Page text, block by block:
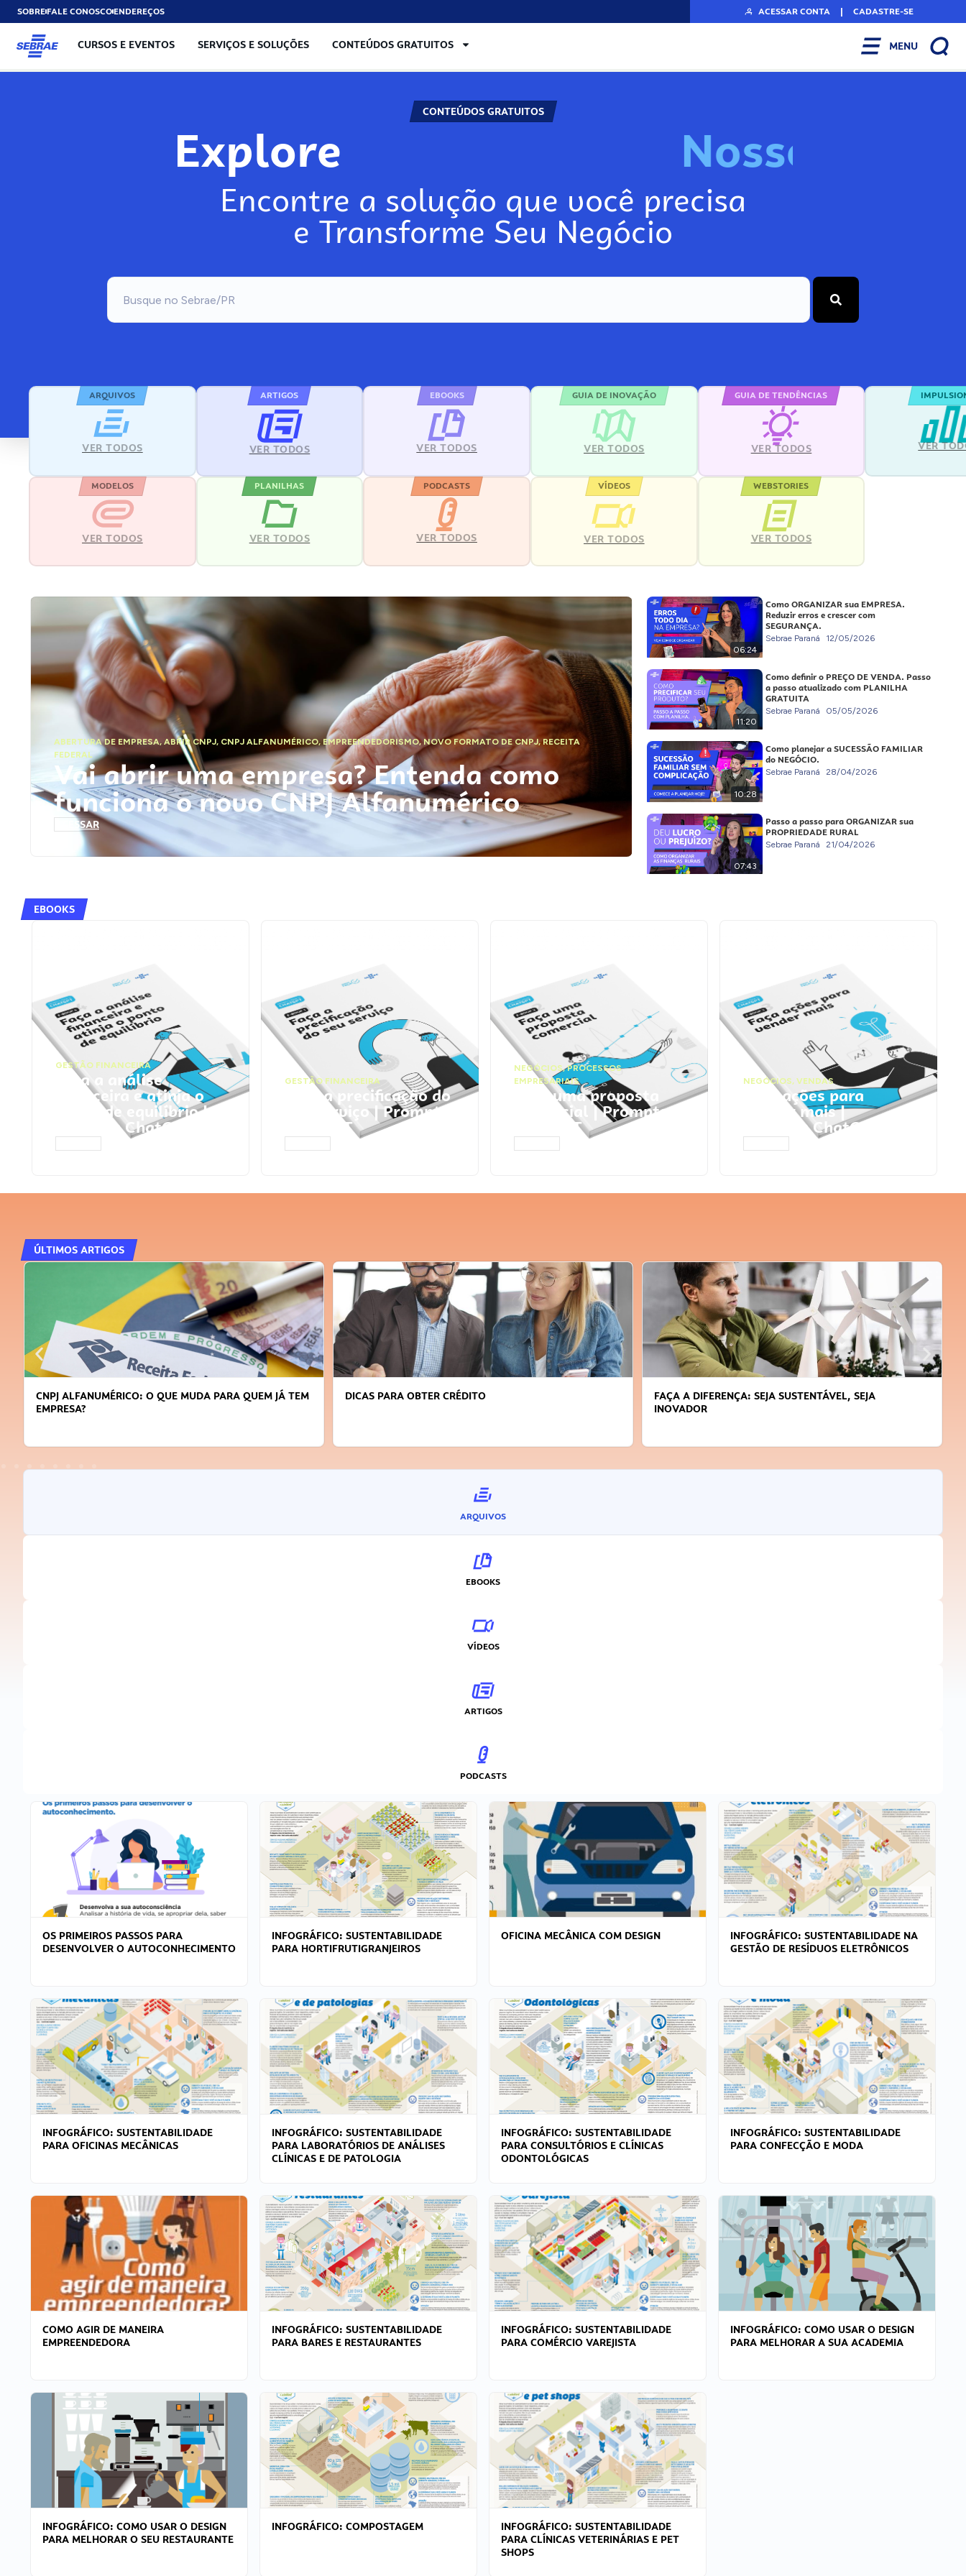
SOBREFALE CONOSCOENDEREÇOS ACESSAR CONTA | CADASTRE-SE
CURSOS E EVENTOS SERVIÇOS E SOLUÇÕES CONTEÚDOS GRATUITOS MENU
CONTEÚDOS GRATUITOS
Explore Nosso
Encontre a solução que você precisa
e Transforme Seu Negócio
ARQUIVOS
VER TODOS
ARTIGOS
VER TODOS
EBOOKS
VER TODOS
GUIA DE INOVAÇÃO
VER TODOS
GUIA DE TENDÊNCIAS
VER TODOS VER
MODELOS
VER TODOS
PLANILHAS
VER TODOS
PODCASTS
VER TODOS
VÍDEOS
VER TODOS
WEBSTORIES
VER TODOS
ABERTURA DE EMPRESA,ABRIR CNPJ, CNPJ ALFANUMÉRICO, EMPREENDEDORISMO,NOVO FORMATO DE CNPJ,RECEITA
FEDERAL
Vai abrir uma empresa? Entenda como
funciona o novo CNPJ Alfanumérico
ACESSAR
06:24
Como ORGANIZAR sua EMPRESA.
Reduzir erros e crescer com
SEGURANÇA.
Sebrae Paraná 12/05/2026
11:20
Como definir o PREÇO DE VENDA. Passo
a passo atualizado com PLANILHA
GRATUITA
Sebrae Paraná 05/05/2026
10:28
Como planejar a SUCESSÃO FAMILIAR
do NEGÓCIO.
Sebrae Paraná 28/04/2026
07:43
Passo a passo para ORGANIZAR sua
PROPRIEDADE RURAL
Sebrae Paraná 21/04/2026
EBOOKS
GESTÃO FINANCEIRA
Faça a análise
financeira e atinja o
ponto de equilíbrio |
Prompts ChatGPT
GESTÃO FINANCEIRA
Faça a precificação do
seu serviço | Prompts
ChatGPT
NEGÓCIOS,PROCESSOS
EMPRESARIAIS
Faça uma proposta
comercial | Prompts
ChatGPT
NEGÓCIOS, VENDAS
Faça ações para
vender mais |
Prompts ChatGPT
ÚLTIMOS ARTIGOS
CNPJ ALFANUMÉRICO: O QUE MUDA PARA QUEM JÁ TEM
EMPRESA?
DICAS PARA OBTER CRÉDITO
FAÇA A DIFERENÇA: SEJA SUSTENTÁVEL, SEJA
INOVADOR
ARQUIVOS
EBOOKS
VÍDEOS
ARTIGOS
PODCASTS
OS PRIMEIROS PASSOS PARA
DESENVOLVER O AUTOCONHECIMENTO
INFOGRÁFICO: SUSTENTABILIDADE
PARA HORTIFRUTIGRANJEIROS
OFICINA MECÂNICA COM DESIGN
INFOGRÁFICO: SUSTENTABILIDADE NA
GESTÃO DE RESÍDUOS ELETRÔNICOS
INFOGRÁFICO: SUSTENTABILIDADE
PARA OFICINAS MECÂNICAS
INFOGRÁFICO: SUSTENTABILIDADE
PARA LABORATÓRIOS DE ANÁLISES
CLÍNICAS E DE PATOLOGIA
INFOGRÁFICO: SUSTENTABILIDADE
PARA CONSULTÓRIOS E CLÍNICAS
ODONTOLÓGICAS
INFOGRÁFICO: SUSTENTABILIDADE
PARA CONFECÇÃO E MODA
COMO AGIR DE MANEIRA
EMPREENDEDORA
INFOGRÁFICO: SUSTENTABILIDADE
PARA BARES E RESTAURANTES
INFOGRÁFICO: SUSTENTABILIDADE
PARA COMÉRCIO VAREJISTA
INFOGRÁFICO: COMO USAR O DESIGN
PARA MELHORAR A SUA ACADEMIA
INFOGRÁFICO: COMO USAR O DESIGN
PARA MELHORAR O SEU RESTAURANTE
INFOGRÁFICO: COMPOSTAGEM
INFOGRÁFICO: SUSTENTABILIDADE
PARA CLÍNICAS VETERINÁRIAS E PET
SHOPS